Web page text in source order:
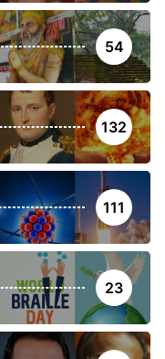
54
132
111
23